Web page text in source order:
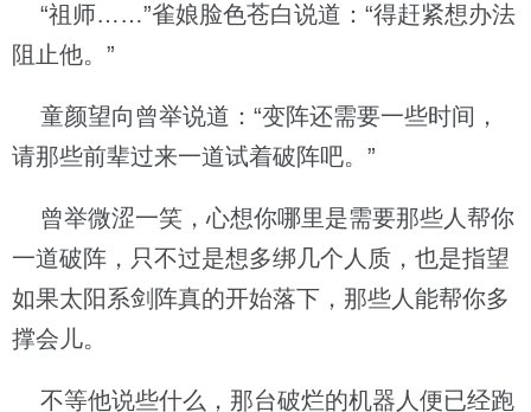
“祖师……”雀娘脸色苍白说道：“得赶紧想办法
阻止他。”
童颜望向曾举说道：“变阵还需要一些时间，
请那些前辈过来一道试着破阵吧。”
曾举微涩一笑，心想你哪里是需要那些人帮你
一道破阵，只不过是想多绑几个人质，也是指望
如果太阳系剑阵真的开始落下，那些人能帮你多
撑会儿。
不等他说些什么，那台破烂的机器人便已经跑